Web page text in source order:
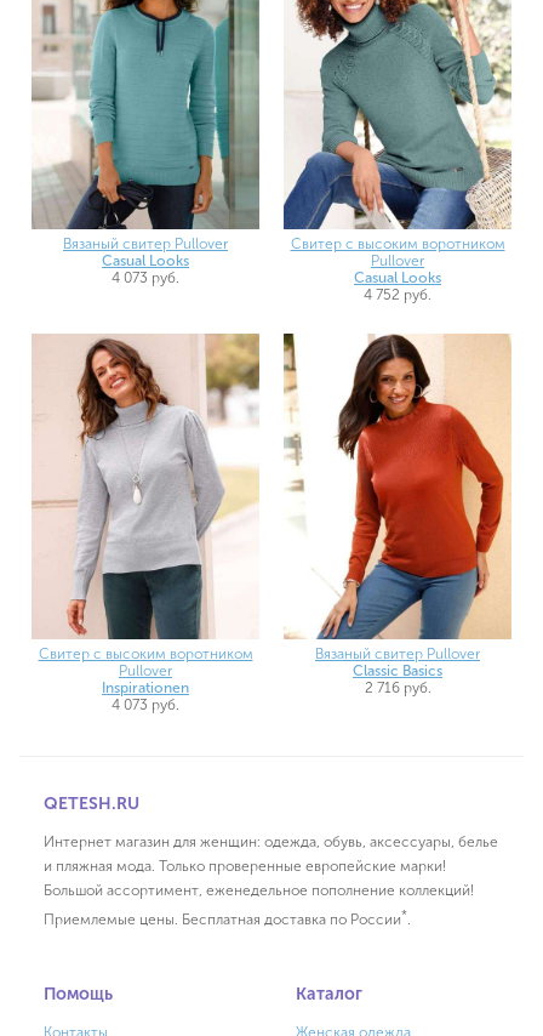
Вязаный свитер Pullover
Casual Looks
4 073 руб.
Свитер с высоким воротником
Pullover
Casual Looks
4 752 руб.
Свитер с высоким воротником
Pullover
Inspirationen
4 073 руб.
Вязаный свитер Pullover
Classic Basics
2 716 руб.
QETESH.RU
Интернет магазин для женщин: одежда, обувь, аксессуары, белье
и пляжная мода. Только проверенные европейские марки!
Большой ассортимент, еженедельное пополнение коллекций!
Приемлемые цены. Бесплатная доставка по России*.
Помощь
Контакты
Каталог
Женская одежда